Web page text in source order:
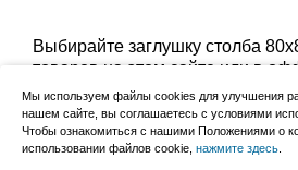
Выбирайте заглушку столба
товаров на этом сайте или в
адресу: Великий Новгород,
(по будням с 9:00 до 17:00, в
13:00). Забрать заказ можно
или оформить доставку до дома.
Мы используем файлы cookies для улучшения
нашем сайте, вы соглашаетесь с условиями
Чтобы ознакомиться с нашими Положениями о
использовании файлов cookie, нажмите здесь